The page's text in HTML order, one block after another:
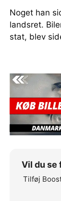
Noget han
landsret.
stat, blev
Vil du se
Tilføj